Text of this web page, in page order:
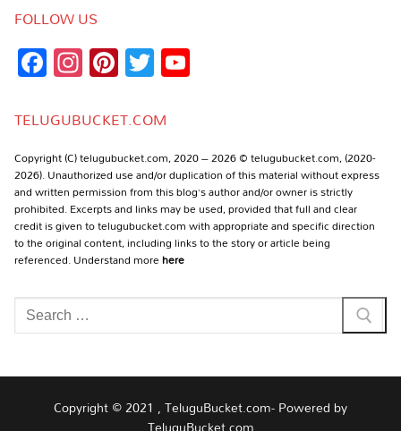
FOLLOW US
Facebook
Instagram
Pinterest
Twitter
TELUGUBUCKET.COM
Copyright (C) telugubucket.com, 2020 – 2026 © telugubucket.com, (2020-
2026). Unauthorized use and/or duplication of this material without express
and written permission from this blog’s author and/or owner is strictly
prohibited. Excerpts and links may be used, provided that full and clear
credit is given to telugubucket.com with appropriate and specific direction
to the original content, including links to the story or article being
referenced. Understand morehere
Search
for:
Copyright © 2021 , TeluguBucket.com- Powered by